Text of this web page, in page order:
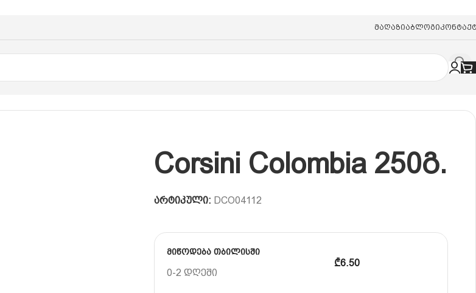
ᲛაღაზიაᲑლოგი
Corsini Colombia 250გ.
არტიკული: DCO04112
მიწოდება თბილისში
0-2 დღეში
₾6.50